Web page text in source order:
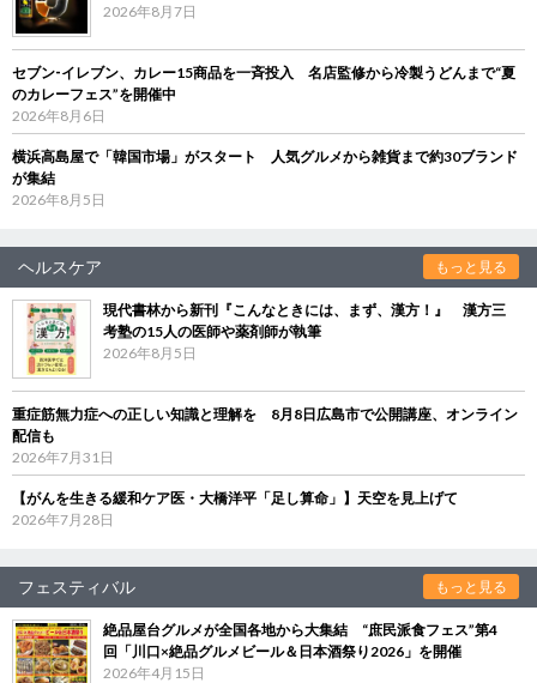
2026年8月7日
セブン‐イレブン、カレー15商品を一斉投入 名店監修から冷製うどんまで“夏
のカレーフェス”を開催中
2026年8月6日
横浜高島屋で「韓国市場」がスタート 人気グルメから雑貨まで約30ブランド
が集結
2026年8月5日
ヘルスケア もっと見る
現代書林から新刊『こんなときには、まず、漢方！』 漢方三
考塾の15人の医師や薬剤師が執筆
2026年8月5日
重症筋無力症への正しい知識と理解を 8月8日広島市で公開講座、オンライン
配信も
2026年7月31日
【がんを生きる緩和ケア医・大橋洋平「足し算命」】天空を見上げて
2026年7月28日
フェスティバル もっと見る
絶品屋台グルメが全国各地から大集結 “庶民派食フェス”第4
回「川口×絶品グルメビール＆日本酒祭り2026」を開催
2026年4月15日